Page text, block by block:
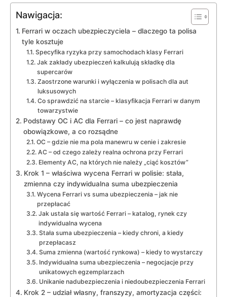
Nawigacja:
Ferrari w oczach ubezpieczyciela – dlaczego ta polisa
tyle kosztuje
Specyfika ryzyka przy samochodach klasy Ferrari
Jak zakłady ubezpieczeń kalkulują składkę dla
supercarów
Zaostrzone warunki i wyłączenia w polisach dla aut
luksusowych
Co sprawdzić na starcie – klasyfikacja Ferrari w danym
towarzystwie
Podstawy OC i AC dla Ferrari – co jest naprawdę
obowiązkowe, a co rozsądne
OC – gdzie nie ma pola manewru w cenie i zakresie
AC – od czego zależy realna ochrona przy Ferrari
Elementy AC, na których nie należy „ciąć kosztów”
Krok 1 – właściwa wycena Ferrari w polisie: stała,
zmienna czy indywidualna suma ubezpieczenia
Wycena Ferrari vs suma ubezpieczenia – jak nie
przepłacać
Jak ustala się wartość Ferrari – katalog, rynek czy
indywidualna wycena
Stała suma ubezpieczenia – kiedy chroni, a kiedy
przepłacasz
Suma zmienna (wartość rynkowa) – kiedy to wystarczy
Indywidualna suma ubezpieczenia – negocjacje przy
unikatowych egzemplarzach
Unikanie nadubezpieczenia i niedoubezpieczenia Ferrari
Krok 2 – udział własny, franszyzy, amortyzacja części: